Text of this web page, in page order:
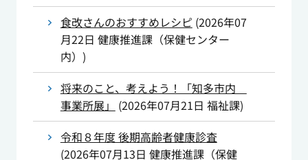
食改さんのおすすめレシピ (2026年07
月22日 健康推進課（保健センター
内） )
将来のこと、考えよう！「知多市内
事業所展」
(2026年07月21日 福祉課)
令和８年度 後期高齢者健康診査
(2026年07月13日 健康推進課（保健